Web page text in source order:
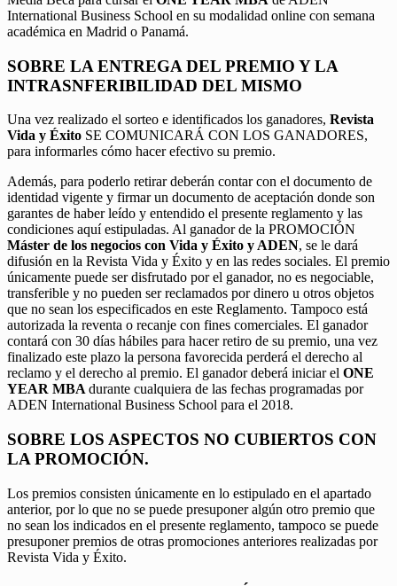
International Business School en su modalidad online con semana
académica en Madrid o Panamá.
SOBRE LA ENTREGA DEL PREMIO Y LA
INTRASNFERIBILIDAD DEL MISMO
Una vez realizado el sorteo e identificados los ganadores, Revista
Vida y Éxito SE COMUNICARÁ CON LOS GANADORES,
para informarles cómo hacer efectivo su premio.
Además, para poderlo retirar deberán contar con el documento de
identidad vigente y firmar un documento de aceptación donde son
garantes de haber leído y entendido el presente reglamento y las
condiciones aquí estipuladas. Al ganador de la PROMOCIÓN
Máster de los negocios con Vida y Éxito y ADEN, se le dará
difusión en la Revista Vida y Éxito y en las redes sociales. El premio
únicamente puede ser disfrutado por el ganador, no es negociable,
transferible y no pueden ser reclamados por dinero u otros objetos
que no sean los especificados en este Reglamento. Tampoco está
autorizada la reventa o recanje con fines comerciales. El ganador
contará con 30 días hábiles para hacer retiro de su premio, una vez
finalizado este plazo la persona favorecida perderá el derecho al
reclamo y el derecho al premio. El ganador deberá iniciar el ONE
YEAR MBAdurante cualquiera de las fechas programadas por
ADEN International Business School para el 2018.
SOBRE LOS ASPECTOS NO CUBIERTOS CON
LA PROMOCIÓN.
Los premios consisten únicamente en lo estipulado en el apartado
anterior, por lo que no se puede presuponer algún otro premio que
no sean los indicados en el presente reglamento, tampoco se puede
presuponer premios de otras promociones anteriores realizadas por
Revista Vida y Éxito.